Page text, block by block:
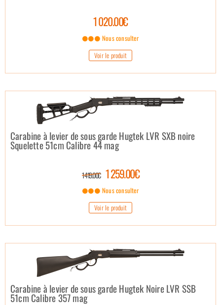
1 020.00€
Nous consulter
Voir le produit
Carabine à levier de sous garde Hugtek LVR SXB noire
Squelette 51cm Calibre 44 mag
1 419.00€ 1 259.00€
Nous consulter
Voir le produit
Carabine à levier de sous garde Hugtek Noire LVR SSB
51cm Calibre 357 mag